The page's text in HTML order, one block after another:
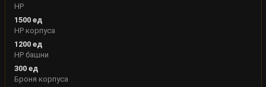
HP
1500ед
HP корпуса
1200ед
HP башни
300ед
Броня корпуса